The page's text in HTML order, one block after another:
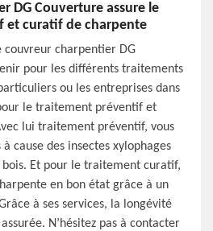
DG Couverture assure le
et curatif de charpente
couvreur charpentier DG
pour les différents traitements
ou les entreprises dans
le traitement préventif et
lui traitement préventif, vous
cause des insectes xylophages
bois. Et pour le traitement curatif,
en bon état grâce à un
à ses services, la longévité
N’hésitez pas à contacter